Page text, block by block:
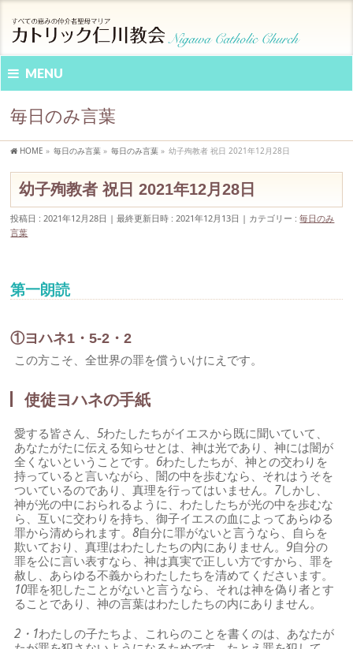
MENU
毎日のみ言葉
HOME » 毎日のみ言葉 » 毎日のみ言葉 » 幼子殉教者 祝日 2021年12月28日
幼子殉教者 祝日 2021年12月28日
投稿日 : 2021年12月28日 最終更新日時 : 2021年12月13日 カテゴリー :毎日のみ
言葉
第一朗読
①ヨハネ1・5-2・2
この方こそ、全世界の罪を償ういけにえです。
使徒ヨハネの手紙
愛する皆さん、5わたしたちがイエスから既に聞いていて、
あなたがたに伝える知らせとは、神は光であり、神には闇が
全くないということです。 6わたしたちが、神との交わりを
持っていると言いながら、闇の中を歩むなら、それはうそを
ついているのであり、真理を行ってはいません。 7しかし、
神が光の中におられるように、わたしたちが光の中を歩むな
ら、互いに交わりを持ち、御子イエスの血によってあらゆる
罪から清められます。8自分に罪がないと言うなら、自らを
欺いており、真理はわたしたちの内にありません。9自分の
罪を公に言い表すなら、神は真実で正しい方ですから、罪を
赦し、あらゆる不義からわたしたちを清めてくださいます。
10罪を犯したことがないと言うなら、それは神を偽り者とす
ることであり、神の言葉はわたしたちの内にありません。
2・1わたしの子たちよ、これらのことを書くのは、あなたが